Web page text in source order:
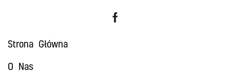
Strona Główna
O Nas